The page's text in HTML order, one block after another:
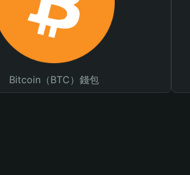
Bitcoin（BTC）錢包